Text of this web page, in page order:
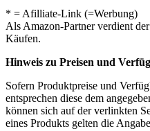
* = Afilliate-Link (=Werbung)
Als Amazon-Partner verdient
Käufen.
Hinweis zu Preisen und
Sofern Produktpreise und
entsprechen diese dem
können sich auf der verlinkten
eines Produkts gelten die